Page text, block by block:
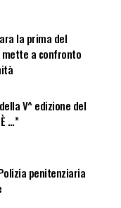
la prima del
a confronto
V^ edizione del
…”
penitenziaria